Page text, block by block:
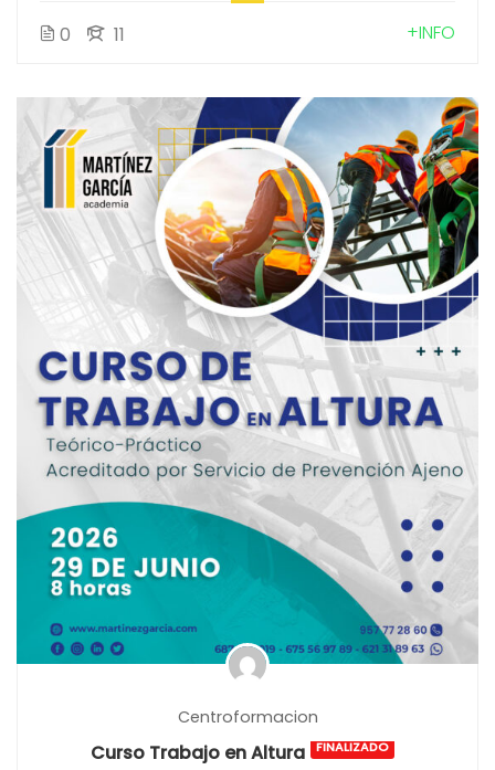
0 11 +INFO
Centroformacion
Curso Trabajo en Altura FINALIZADO